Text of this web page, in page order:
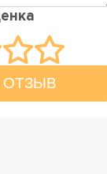
ОТЗЫВ